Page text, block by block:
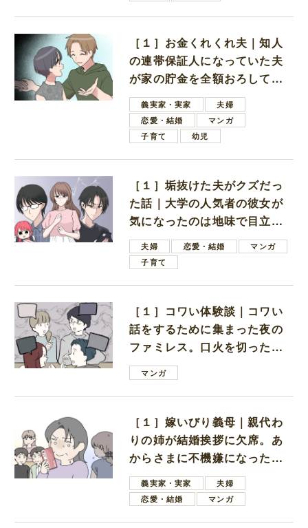
［１］お金くれくれ夫｜知人
の連帯保証人になっていた夫
が家の貯金を全額おろしてほ
しいと言ってきた
義実家・実家
夫婦
恋愛・結婚
マンガ
子育て
幼児
［１］垢抜けた夫がクズだっ
た話｜大学の人気者の彼女が
気になったのは地味で目立た
ない男子学生
夫婦 恋愛・結婚
マンガ
子育て
［１］コワい体験談｜コワい
話をするために集まった夜の
ファミレス。口火を切ったの
は電車好きの男の子ママ
マンガ
［１］嫁いびり義母｜親代わ
りの姉が結婚挨拶に欠席。あ
からさまに不機嫌になった義
母義実家・実家
夫婦
恋愛・結婚
マンガ